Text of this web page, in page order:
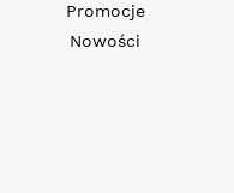
Promocje
Nowości